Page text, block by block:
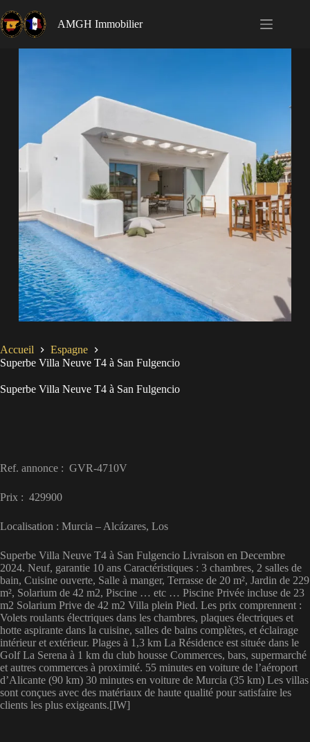
AMGH Immobilier
Accueil
Espagne
Superbe Villa Neuve T4 à San Fulgencio
Superbe Villa Neuve T4 à San Fulgencio
Ref. annonce : GVR-4710V
Prix : 429900
Localisation : Murcia – Alcázares, Los
Superbe Villa Neuve T4 à San Fulgencio Livraison en Decembre
2024. Neuf, garantie 10 ans Caractéristiques : 3 chambres, 2 salles de
bain, Cuisine ouverte, Salle à manger, Terrasse de 20 m², Jardin de 229
m², Solarium de 42 m2, Piscine … etc … Piscine Privée incluse de 23
m2 Solarium Prive de 42 m2 Villa plein Pied. Les prix comprennent :
Volets roulants électriques dans les chambres, plaques électriques et
hotte aspirante dans la cuisine, salles de bains complètes, et éclairage
intérieur et extérieur. Plages à 1,3 km La Résidence est située dans le
Golf La Serena à 1 km du club housse Commerces, bars, supermarché
et autres commerces à proximité. 55 minutes en voiture de l’aéroport
d’Alicante (90 km) 30 minutes en voiture de Murcia (35 km) Les villas
sont conçues avec des matériaux de haute qualité pour satisfaire les
clients les plus exigeants.[IW]